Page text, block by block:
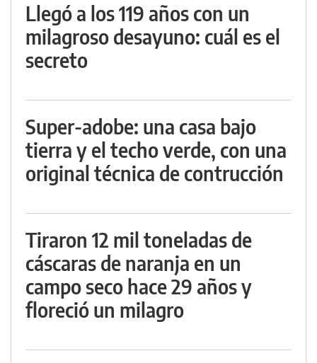
Llegó a los 119 años con un
milagroso desayuno: cuál es el
secreto
Super-adobe: una casa bajo
tierra y el techo verde, con una
original técnica de contrucción
Tiraron 12 mil toneladas de
cáscaras de naranja en un
campo seco hace 29 años y
floreció un milagro